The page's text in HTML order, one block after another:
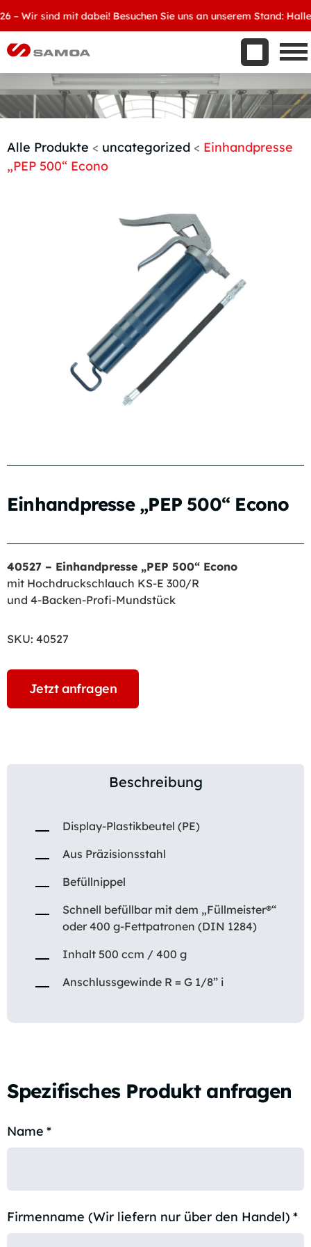
Wir sind mit dabei! Besuchen Sie uns an unserem Stand: Halle
Aktuelles
Kontakt
Handelspartner werden
Alle Produkte < uncategorized < Einhandpresse
„PEP 500“ Econo
Einhandpresse „PEP 500“ Econo
40527 – Einhandpresse „PEP 500“ Econo
mit Hochdruckschlauch KS-E 300/R
und 4-Backen-Profi-Mundstück
SKU: 40527
Jetzt anfragen
Beschreibung
Display-Plastikbeutel (PE)
Aus Präzisionsstahl
Befüllnippel
Schnell befüllbar mit dem „Füllmeister®“
oder 400 g-Fettpatronen (DIN 1284)
Inhalt 500 ccm / 400 g
Anschlussgewinde R = G 1/8” i
Spezifisches Produkt anfragen
Name *
Firmenname (Wir liefern nur über den Handel) *